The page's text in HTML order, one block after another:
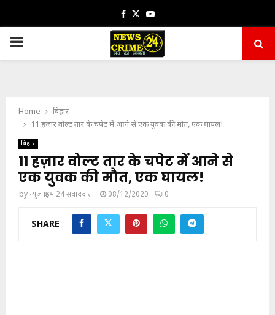
Facebook
TwitterYoutube
PRIMARY
Home
बिहार
11 हज़ार वोल्ट तार के चपेट में आने से एक युवक की मौत, एक घायल!
बिहार
11 हज़ार वोल्ट तार के चपेट में आने से
एक युवक की मौत, एक घायल!
byन्यूज़ क्राइम 24 संवाददाता 08/12/2020 0
SHARE